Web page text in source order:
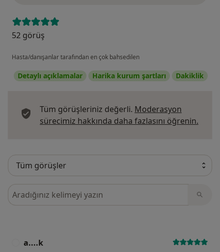
52 görüş
Hasta/danışanlar tarafından en çok bahsedilen
Detaylı açıklamalar Harika kurum şartları Dakiklik
Tüm görüşleriniz değerli. Moderasyon
sürecimiz hakkında daha fazlasını öğrenin.
Görüşler içerisinde ara
a....k